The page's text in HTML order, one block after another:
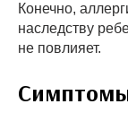
Конечно,
наследству
не повлияет.